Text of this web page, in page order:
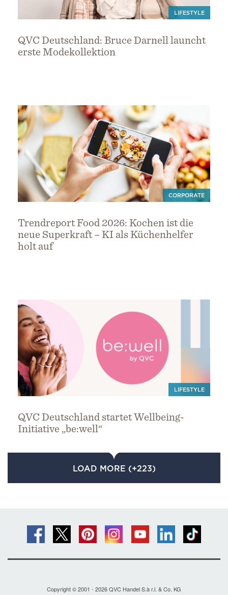
LIFESTYLE
QVC Deutschland: Bruce Darnell launcht
erste Modekollektion
CORPORATE
Trendreport Food 2026: Kochen ist die
neue Superkraft – KI als Küchenhelfer
holt auf
LIFESTYLE
QVC Deutschland startet Wellbeing-
Initiative „be:well“
LOAD MORE (+223)
Copyright © 2001 - 2026 QVC Handel S.à r.l. & Co. KG